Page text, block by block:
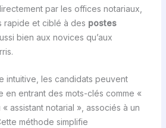
par les offices notariaux,
rapide et ciblé à des postes
bien aux novices qu’aux
intuitive, les candidats peuvent
en entrant des mots-clés comme «
assistant notarial », associés à un
méthode simplifie